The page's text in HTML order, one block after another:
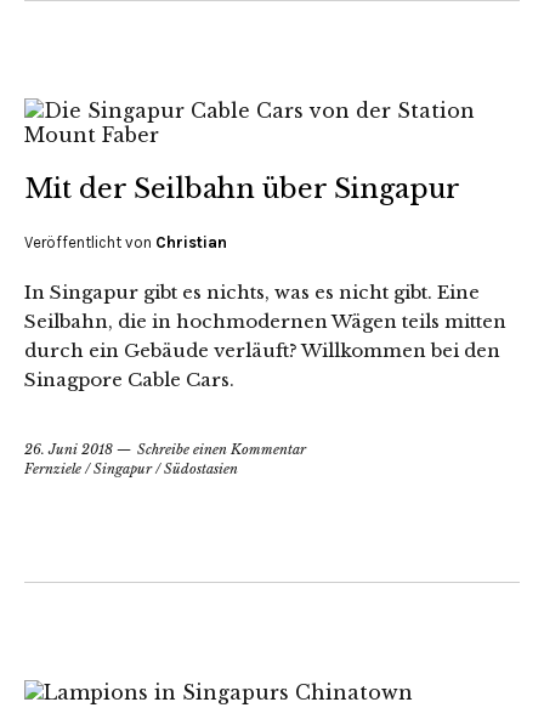
Mit der Seilbahn über Singapur
Veröffentlicht von Christian
In Singapur gibt es nichts, was es nicht gibt. Eine
Seilbahn, die in hochmodernen Wägen teils mitten
durch ein Gebäude verläuft? Willkommen bei den
Sinagpore Cable Cars.
26. Juni 2018
Schreibe einen Kommentar
Fernziele /Singapur/Südostasien